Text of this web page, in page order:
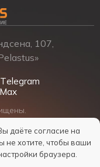
107,
Telegram
Max
товарах и ценах не
условия поставки
менеджеров.
данных
данных
даёте согласие на
не хотите, чтобы ваши
браузера.